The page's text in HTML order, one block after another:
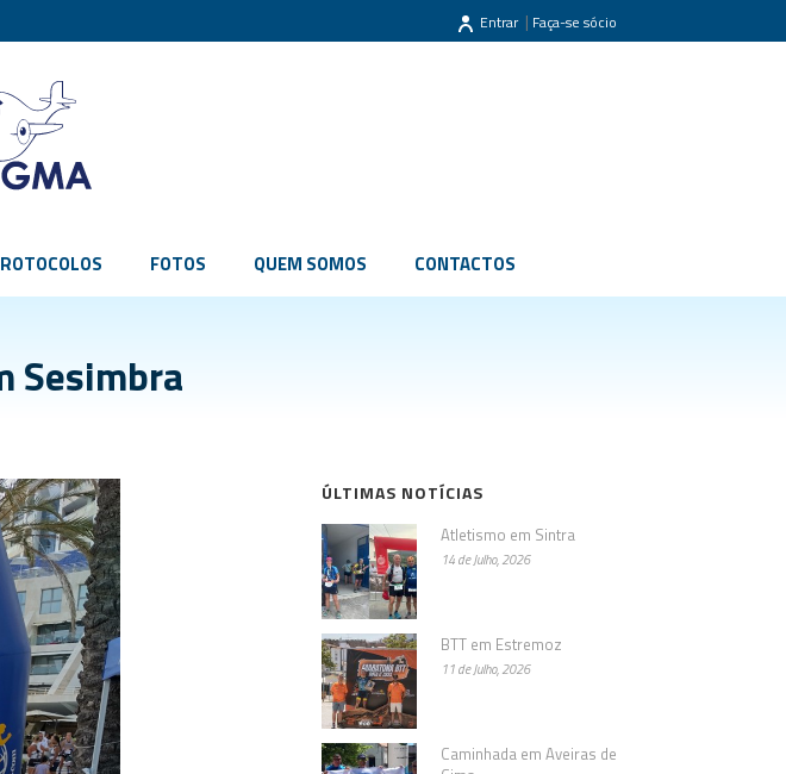
Entrar | Faça-se sócio
FOTOS QUEM SOMOS CONTACTOS
Sesimbra
ÚLTIMAS NOTÍCIAS
Atletismo em Sintra
14 de Julho, 2026
BTT em Estremoz
11 de Julho, 2026
Caminhada em Aveiras de